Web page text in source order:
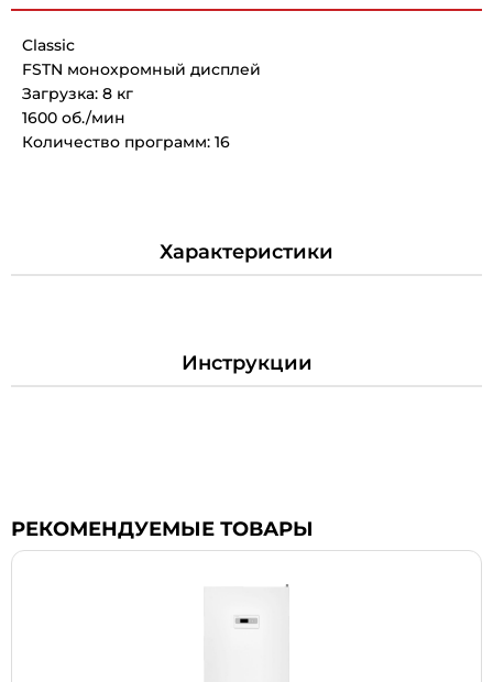
Характеристики
Инструкции
Classic
FSTN монохромный дисплей
Загрузка: 8 кг
1600 об./мин
Количество программ: 16
РЕКОМЕНДУЕМЫЕ ТОВАРЫ